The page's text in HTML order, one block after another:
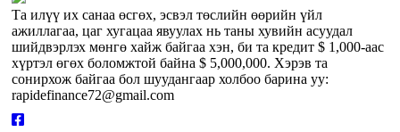
Та илүү их санаа өсгөх, эсвэл төслийн өөрийн үйл
ажиллагаа, цаг хугацаа явуулах нь таны хувийн асуудал
шийдвэрлэх мөнгө хайж байгаа хэн, би та кредит $ 1,000-аас
хүртэл өгөх боломжтой байна $ 5,000,000. Хэрэв та
сонирхож байгаа бол шуудангаар холбоо барина уу:
rapidefinance72@gmail.com